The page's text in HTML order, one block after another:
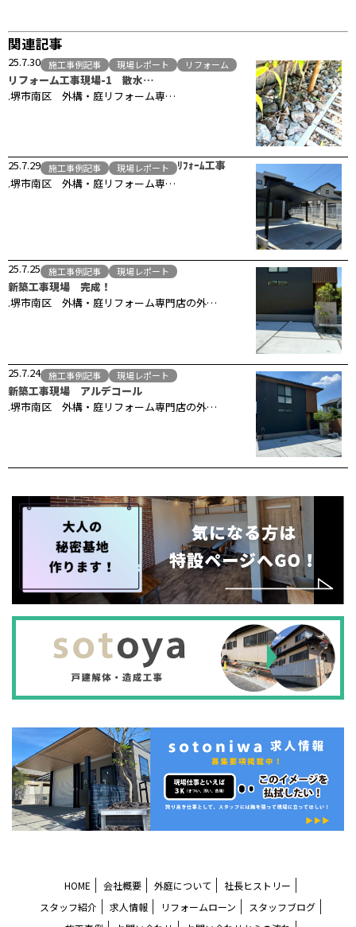
関連記事
25.7.30 施工事例記事 現場レポート リフォーム
リフォーム工事現場-1 散水…
.堺市南区 外構・庭リフォーム専…
25.7.29 施工事例記事 現場レポート
ﾘﾌｫｰﾑ工事
.堺市南区 外構・庭リフォーム専…
25.7.25 施工事例記事 現場レポート
新築工事現場 完成！
.堺市南区 外構・庭リフォーム専門店の外…
25.7.24 施工事例記事 現場レポート
新築工事現場 アルデコール
.堺市南区 外構・庭リフォーム専門店の外…
HOME 会社概要 外庭について
社長ヒストリー
スタッフ紹介
求人情報 リフォームローン
スタッフブログ